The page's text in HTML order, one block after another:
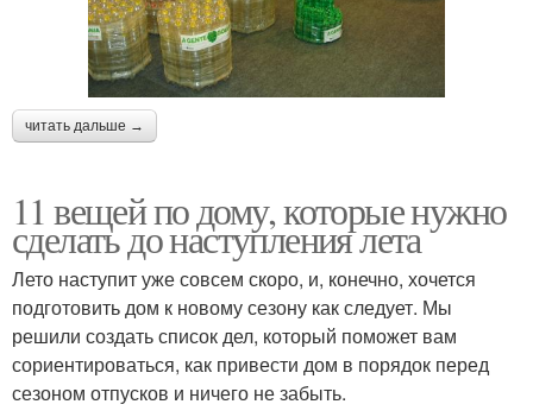
читать дальше →
11 вещей по дому, которые нужно
сделать до наступления лета
Лето наступит уже совсем скоро, и, конечно, хочется
подготовить дом к новому сезону как следует. Мы
решили создать список дел, который поможет вам
сориентироваться, как привести дом в порядок перед
сезоном отпусков и ничего не забыть.